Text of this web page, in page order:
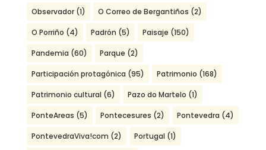
Observador(1) O Correo de Bergantiños (2)
O Porriño (4) Padrón (5) Paisaje (150)
Pandemia (60) Parque (2)
Participación protagónica (95) Patrimonio (168)
Patrimonio cultural (6) Pazo do Martelo (1)
PonteAreas (5) Pontecesures (2) Pontevedra (4)
PontevedraViva!com (2) Portugal (1)